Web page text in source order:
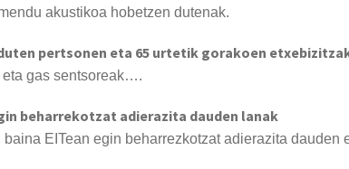
akustikoa hobetzen dutenak.
pertsonen eta 65 urtetik gorakoen
eta gas sentsoreak….
beharrekotzat adierazita dauden lanak
EITean egin beharrezkotzat adierazita